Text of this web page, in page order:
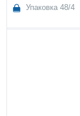
Упаковка 48/4